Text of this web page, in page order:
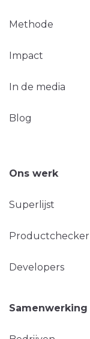
Methode
Impact
In de media
Blog
Ons werk
Superlijst
Productchecker
Developers
Samenwerking